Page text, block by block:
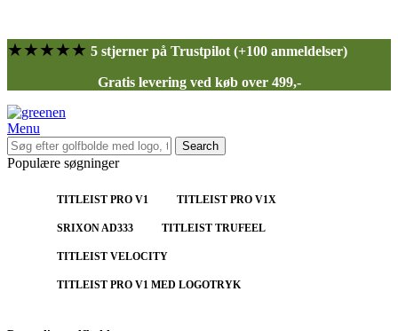
★★★★★ 5 stjerner på Trustpilot (+100 anmeldelser)
Gratis levering ved køb over 499,-
Menu
Search
Populære søgninger
TITLEIST PRO V1 TITLEIST PRO V1X
SRIXON AD333 TITLEIST TRUFEEL
TITLEIST VELOCITY
TITLEIST PRO V1 MED LOGOTRYK